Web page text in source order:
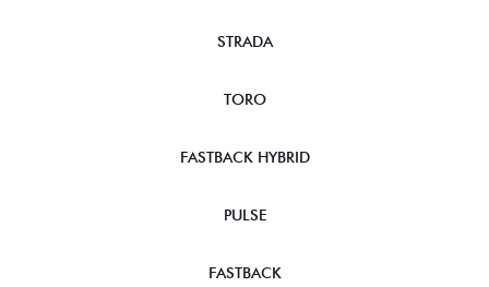
STRADA
TORO
FASTBACK HYBRID
PULSE
FASTBACK